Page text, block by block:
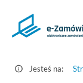
Postępowania
Zamówienia.gov.pl
Jesteś na: